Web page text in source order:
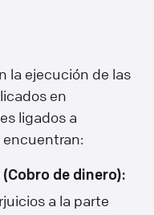
la ejecución de las
en
ligados a
encuentran:
de dinero):
a la parte